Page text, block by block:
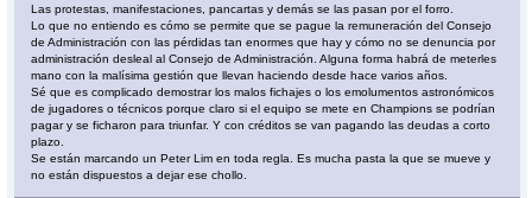
Las protestas, manifestaciones, pancartas y demás se las pasan por el forro.
Lo que no entiendo es cómo se permite que se pague la remuneración del Consejo
de Administración con las pérdidas tan enormes que hay y cómo no se denuncia por
administración desleal al Consejo de Administración. Alguna forma habrá de meterles
mano con la malísima gestión que llevan haciendo desde hace varios años.
Sé que es complicado demostrar los malos fichajes o los emolumentos astronómicos
de jugadores o técnicos porque claro si el equipo se mete en Champions se podrían
pagar y se ficharon para triunfar. Y con créditos se van pagando las deudas a corto
plazo.
Se están marcando un Peter Lim en toda regla. Es mucha pasta la que se mueve y
no están dispuestos a dejar ese chollo.